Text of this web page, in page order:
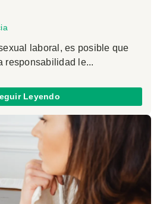
laboral, es posible que
responsabilidad le...
Leyendo